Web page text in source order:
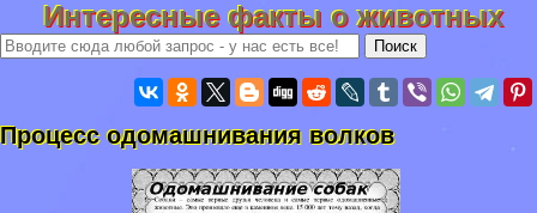
Интересные факты о животных
Процесс одомашнивания волков